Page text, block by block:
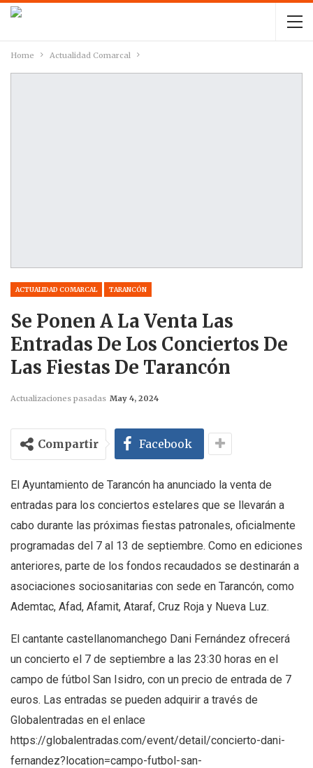
Home Actualidad Comarcal
ACTUALIDAD COMARCAL TARANCÓN
Se Ponen A La Venta Las
Entradas De Los Conciertos De
Las Fiestas De Tarancón
Actualizaciones pasadas May 4, 2024
Compartir Facebook
El Ayuntamiento de Tarancón ha anunciado la venta de
entradas para los conciertos estelares que se llevarán a
cabo durante las próximas fiestas patronales, oficialmente
programadas del 7 al 13 de septiembre. Como en ediciones
anteriores, parte de los fondos recaudados se destinarán a
asociaciones sociosanitarias con sede en Tarancón, como
Ademtac, Afad, Afamit, Ataraf, Cruz Roja y Nueva Luz.
El cantante castellanomanchego Dani Fernández ofrecerá
un concierto el 7 de septiembre a las 23:30 horas en el
campo de fútbol San Isidro, con un precio de entrada de 7
euros. Las entradas se pueden adquirir a través de
Globalentradas en el enlace
https://globalentradas.com/event/detail/concierto-dani-
fernandez?location=campo-futbol-san-